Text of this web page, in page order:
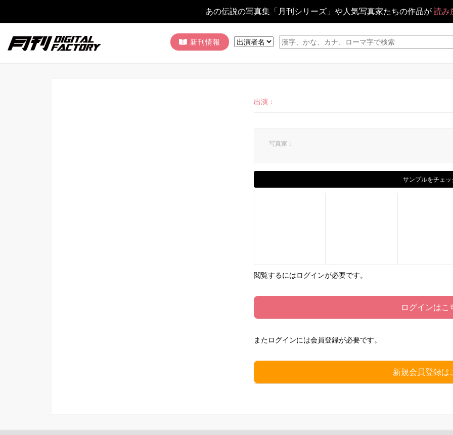
あの伝説の写真集「月刊シリーズ」や人気写真家たちの作品が 読み
新刊情報
出演：
写真家：
サンプルをチェッ
閲覧するにはログインが必要です。
ログインはこ
またログインには会員登録が必要です。
新規会員登録は